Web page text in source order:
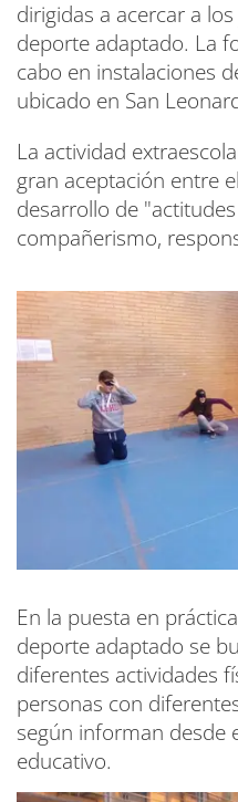
dirigidas a acercar a
deporte adaptado. La
cabo en instalaciones
ubicado en San
La actividad
gran aceptación entre
desarrollo de
compañerismo,
En la puesta en
deporte adaptado se
diferentes actividades
personas con
según informan desde
educativo.